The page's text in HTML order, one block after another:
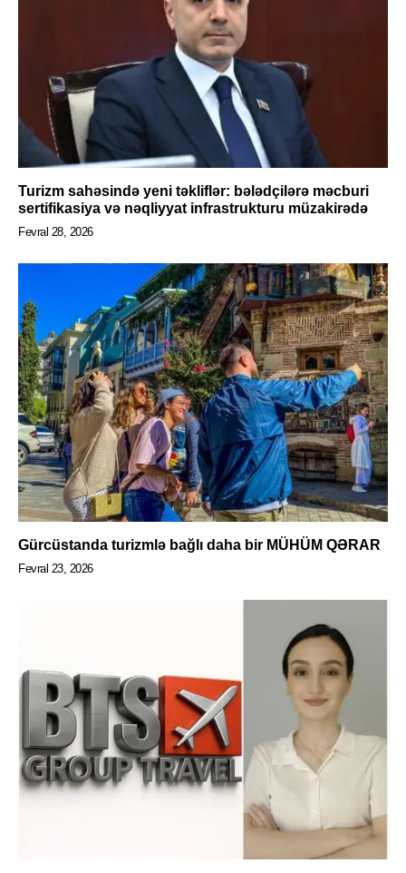
Turizm sahəsində yeni təkliflər: bələdçilərə məcburi
sertifikasiya və nəqliyyat infrastrukturu müzakirədə
Fevral 28, 2026
Gürcüstanda turizmlə bağlı daha bir MÜHÜM QƏRAR
Fevral 23, 2026